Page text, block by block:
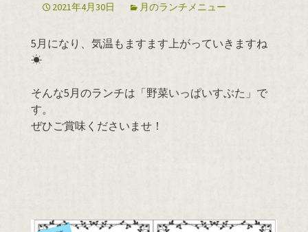
2021年4月30日 月のランチメニュー
5月になり、気温もますます上がっていきますね
☀
そんな5月のランチは「野菜いっぱいすぶた」で
す。
ぜひご賞味くださいませ！